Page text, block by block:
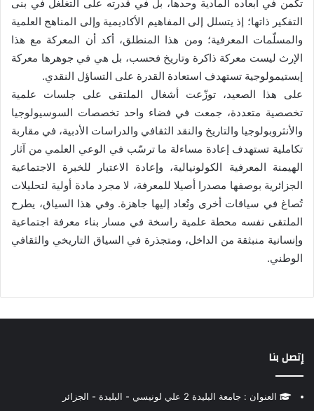
تكمن في أبعاده المادية وحدها، بل في قدرته على التغلغل في بنى
التفكير ذاتها؛ إذ يتسلل إلى المفاهيم الأكاديمية وإلى المناهج العلمية
والمسلّمات المعرفية؛ ومن هذا المنطلق، أكد أن المعركة مع هذا
الإرث ليست معركة ذاكرة وتاريخ فحسب، بل هي في جوهرها معركة
إبستيمولوجية تستهدف استعادة القدرة على التساؤل النقدي.
على هذا الصعيد، توزّعت أشغال الملتقى على جلسات علمية
تخصصية متعددة، جمعت في فضاء واحد تخصصات السوسيولوجيا
والأنثروبولوجيا والتاريخ والنقد الثقافي والدراسات الأدبية، في مقاربة
تكاملية تستهدف إعادة مساءلة ما ترسّب في الوعي العلمي من آثار
الهيمنة المعرفية الكولونيالية، وإعادة الاعتبار للخبرة الاجتماعية
الجزائرية بوصفها مصدرا أصيلا للمعرفة، لا مجرد مادة أولية لتحليلات
تُصاغ في سياقات أخرى وتُعاد إليها جاهزة. وفي هذا السياق، يطرح
الملتقى نفسه محطة علمية راسخة في مسار بناء معرفة اجتماعية
وإنسانية منبثقة من الداخل، ومتجذرة في السياق التاريخي والثقافي
الوطني.
إتصل بنا
العنوان : جامعة البليدة 2 علي لونيسي - البليدة - الجزائر